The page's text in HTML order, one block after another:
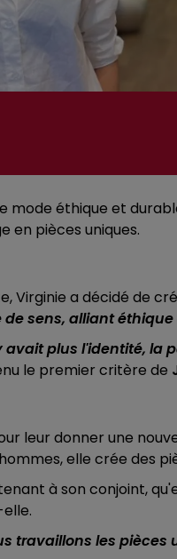
mode éthique et
pièces uniques.
Virginie a décidé de
sens, alliant
avait plus l'identité, la
le premier critère de
leur donner une
elle crée des
à son conjoint,
travaillons les pièces